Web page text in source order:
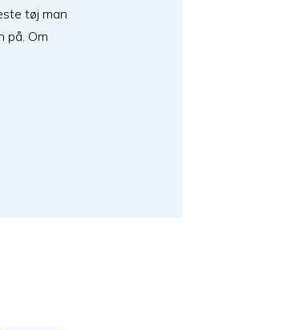
tøj man
på. Om